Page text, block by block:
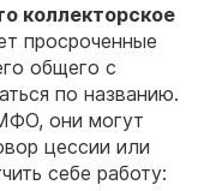
коллекторское
просроченные
общего с
по названию.
они могут
цессии или
себе работу: